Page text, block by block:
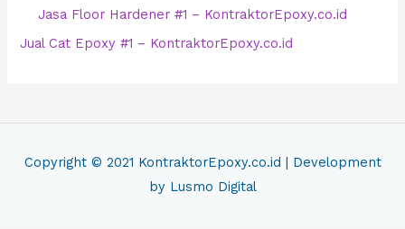
Jasa Floor Hardener #1 – KontraktorEpoxy.co.id
Jual Cat Epoxy #1 – KontraktorEpoxy.co.id
Copyright © 2021 KontraktorEpoxy.co.id | Development
by Lusmo Digital